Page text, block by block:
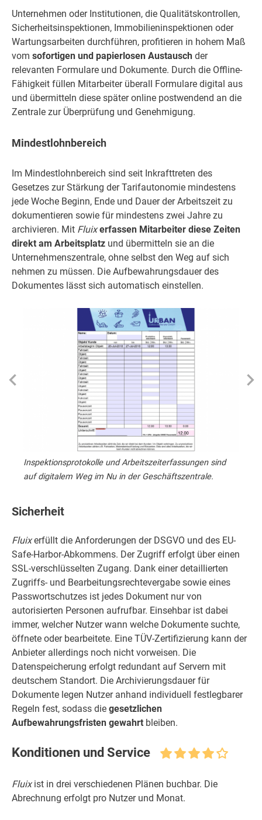
Unternehmen oder Institutionen, die Qualitätskontrollen,
Sicherheitsinspektionen, Immobilieninspektionen oder
Wartungsarbeiten durchführen, profitieren in hohem Maß
vom sofortigen und papierlosen Austausch der
relevanten Formulare und Dokumente. Durch die Offline-
Fähigkeit füllen Mitarbeiter überall Formulare digital aus
und übermitteln diese später online postwendend an die
Zentrale zur Überprüfung und Genehmigung.
Mindestlohnbereich
Im Mindestlohnbereich sind seit Inkrafttreten des
Gesetzes zur Stärkung der Tarifautonomie mindestens
jede Woche Beginn, Ende und Dauer der Arbeitszeit zu
dokumentieren sowie für mindestens zwei Jahre zu
archivieren. Mit Fluix erfassen Mitarbeiter diese Zeiten
direkt am Arbeitsplatz und übermitteln sie an die
Unternehmenszentrale, ohne selbst den Weg auf sich
nehmen zu müssen. Die Aufbewahrungsdauer des
Dokumentes lässt sich automatisch einstellen.
Inspektionsprotokolle und Arbeitszeiterfassungen sind
auf digitalem Weg im Nu in der Geschäftszentrale.
Sicherheit
Fluixerfüllt die Anforderungen der DSGVO und des EU-
Safe-Harbor-Abkommens. Der Zugriff erfolgt über einen
SSL-verschlüsselten Zugang. Dank einer detaillierten
Zugriffs- und Bearbeitungsrechtevergabe sowie eines
Passwortschutzes ist jedes Dokument nur von
autorisierten Personen aufrufbar. Einsehbar ist dabei
immer, welcher Nutzer wann welche Dokumente suchte,
öffnete oder bearbeitete. Eine TÜV-Zertifizierung kann der
Anbieter allerdings noch nicht vorweisen. Die
Datenspeicherung erfolgt redundant auf Servern mit
deutschem Standort. Die Archivierungsdauer für
Dokumente legen Nutzer anhand individuell festlegbarer
Regeln fest, sodass die gesetzlichen
Aufbewahrungsfristen gewahrt bleiben.
Konditionen und Service
Fluixist in drei verschiedenen Plänen buchbar. Die
Abrechnung erfolgt pro Nutzer und Monat.